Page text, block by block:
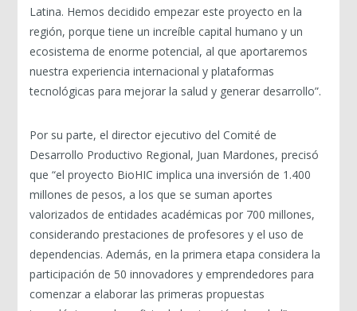
Latina. Hemos decidido empezar este proyecto en la
región, porque tiene un increíble capital humano y un
ecosistema de enorme potencial, al que aportaremos
nuestra experiencia internacional y plataformas
tecnológicas para mejorar la salud y generar desarrollo”.
Por su parte, el director ejecutivo del Comité de
Desarrollo Productivo Regional, Juan Mardones, precisó
que “el proyecto BioHIC implica una inversión de 1.400
millones de pesos, a los que se suman aportes
valorizados de entidades académicas por 700 millones,
considerando prestaciones de profesores y el uso de
dependencias. Además, en la primera etapa considera la
participación de 50 innovadores y emprendedores para
comenzar a elaborar las primeras propuestas